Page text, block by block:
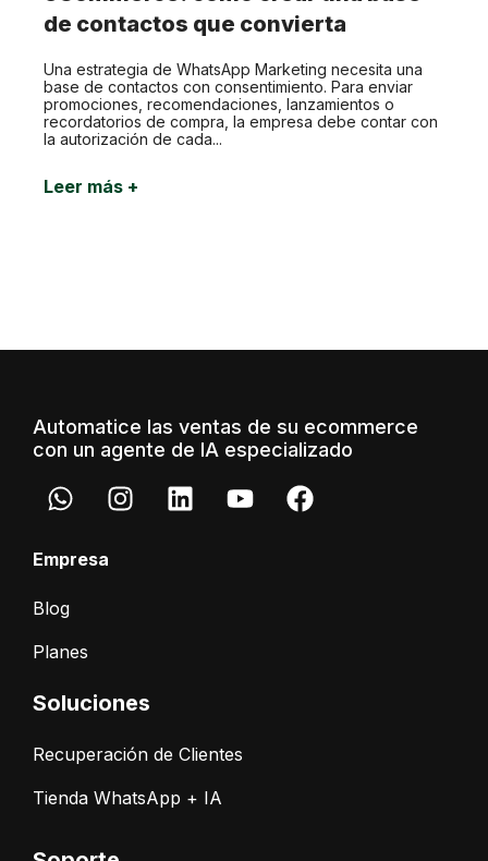
de contactos que convierta
Una estrategia de WhatsApp Marketing necesita una
base de contactos con consentimiento. Para enviar
promociones, recomendaciones, lanzamientos o
recordatorios de compra, la empresa debe contar con
la autorización de cada...
Leer más +
Automatice las ventas de su ecommerce
con un agente de IA especializado
Empresa
Blog
Planes
Soluciones
Recuperación de Clientes
Tienda WhatsApp + IA